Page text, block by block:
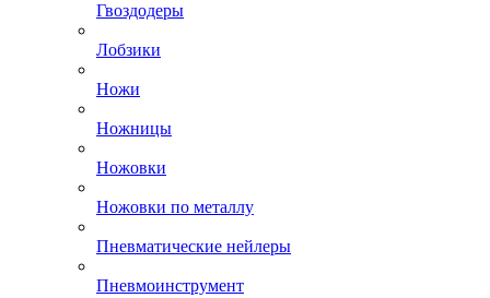
Гвоздодеры
Лобзики
Ножи
Ножницы
Ножовки
Ножовки по металлу
Пневматические нейлеры
Пневмоинструмент